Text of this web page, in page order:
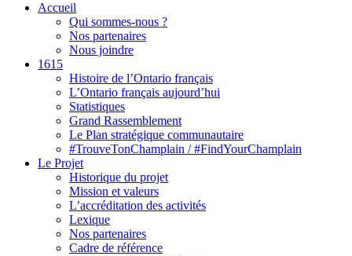
Accueil
Qui sommes-nous ?
Nos partenaires
Nous joindre
1615
Histoire de l’Ontario français
L’Ontario français aujourd’hui
Statistiques
Grand Rassemblement
Le Plan stratégique communautaire
#TrouveTonChamplain / #FindYourChamplain
Le Projet
Historique du projet
Mission et valeurs
L’accréditation des activités
Lexique
Nos partenaires
Cadre de référence